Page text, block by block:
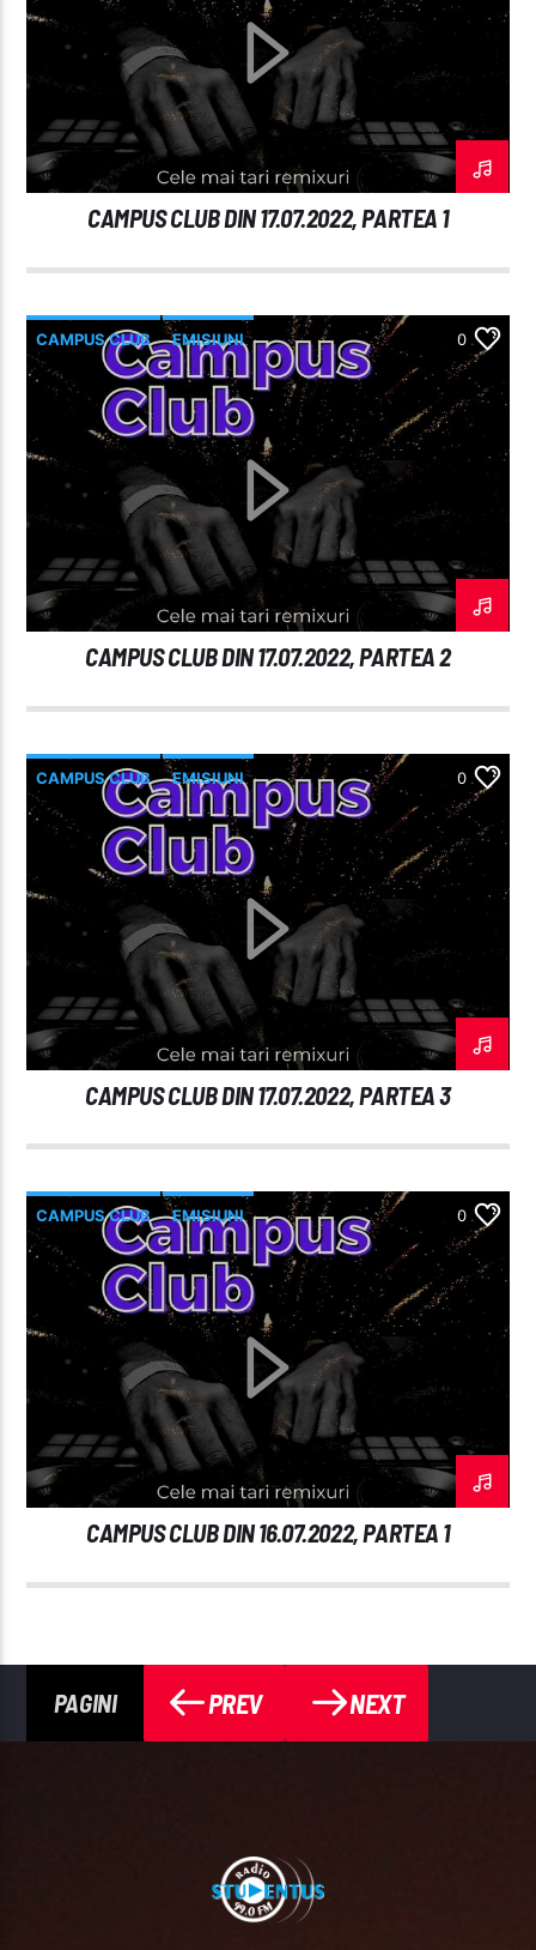
CAMPUS CLUB DIN 17.07.2022, PARTEA 1
CAMPUS CLUB EMISIUNI 0
CAMPUS CLUB DIN 17.07.2022, PARTEA 2
CAMPUS CLUB EMISIUNI 0
CAMPUS CLUB DIN 17.07.2022, PARTEA 3
CAMPUS CLUB EMISIUNI 0
CAMPUS CLUB DIN 16.07.2022, PARTEA 1
PAGINI PREV NEXT